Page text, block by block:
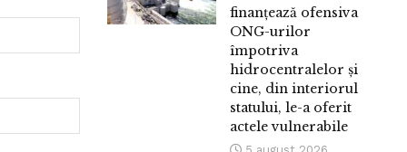
finanțează ofensiva
ONG-urilor
împotriva
hidrocentralelor și
cine, din interiorul
statului, le-a oferit
actele vulnerabile